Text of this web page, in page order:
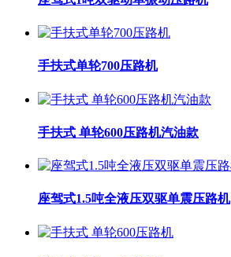
手扶式单轮700压路机
手扶式 单轮600压路机汽油款
座驾式1.5吨全液压双驱单震压路机